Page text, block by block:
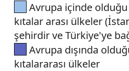
Avrupa içinde
kıtalar arası ülkeler
şehirdir ve Türkiye'ye
Avrupa dışında
kıtalararası ülkeler